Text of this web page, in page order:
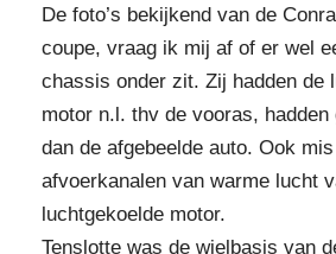
De foto’s bekijkend van de
coupe, vraag ik mij af of er wel
chassis onder zit. Zij hadden de
motor n.l. thv de vooras, hadden
dan de afgebeelde auto. Ook
afvoerkanalen van warme lucht
luchtgekoelde motor.
Tenslotte was de wielbasis van